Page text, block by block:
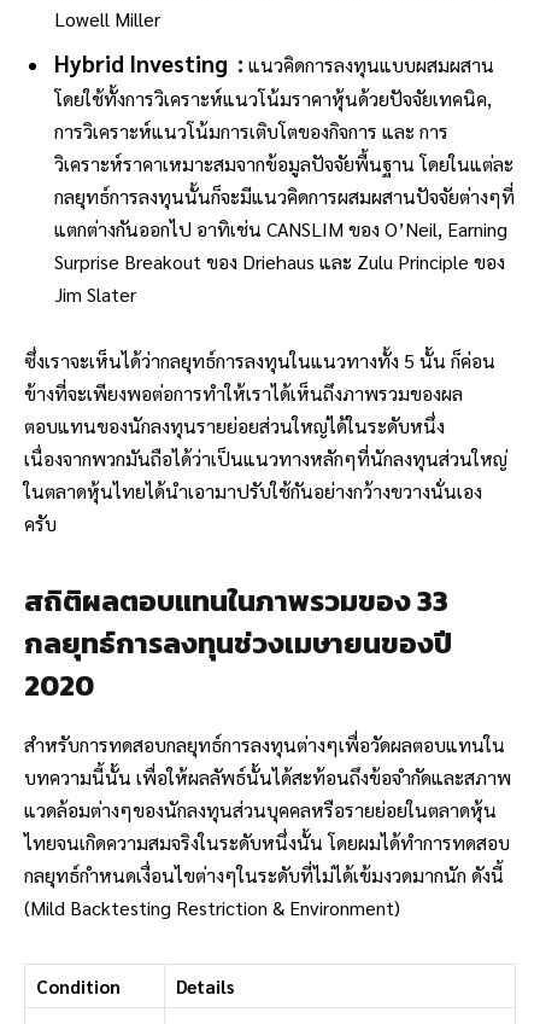
Lowell Miller
Hybrid Investing : แนวคิดการลงทุนแบบผสมผสาน
โดยใช้ทั้งการวิเคราะห์แนวโน้มราคาหุ้นด้วยปัจจัยเทคนิค,
การวิเคราะห์แนวโน้มการเติบโตของกิจการ และ การ
วิเคราะห์ราคาเหมาะสมจากข้อมูลปัจจัยพื้นฐาน โดยในแต่ละ
กลยุทธ์การลงทุนนั้นก็จะมีแนวคิดการผสมผสานปัจจัยต่างๆที่
แตกต่างกันออกไป อาทิเช่น CANSLIM ของ O’Neil, Earning
Surprise Breakout ของ Driehaus และ Zulu Principle ของ
Jim Slater
ซึ่งเราจะเห็นได้ว่ากลยุทธ์การลงทุนในแนวทางทั้ง 5 นั้น ก็ค่อน
ข้างที่จะเพียงพอต่อการทำให้เราได้เห็นถึงภาพรวมของผล
ตอบแทนของนักลงทุนรายย่อยส่วนใหญ่ได้ในระดับหนึ่ง
เนื่องจากพวกมันถือได้ว่าเป็นแนวทางหลักๆที่นักลงทุนส่วนใหญ่
ในตลาดหุ้นไทยได้นำเอามาปรับใช้กันอย่างกว้างขวางนั่นเอง
ครับ
สถิติผลตอบแทนในภาพรวมของ 33
กลยุทธ์การลงทุนช่วงเมษายนของปี
2020
สำหรับการทดสอบกลยุทธ์การลงทุนต่างๆเพื่อวัดผลตอบแทนใน
บทความนี้นั้น เพื่อให้ผลลัพธ์นั้นได้สะท้อนถึงข้อจำกัดและสภาพ
แวดล้อมต่างๆของนักลงทุนส่วนบุคคลหรือรายย่อยในตลาดหุ้น
ไทยจนเกิดความสมจริงในระดับหนึ่งนั้น โดยผมได้ทำการทดสอบ
กลยุทธ์กำหนดเงื่อนไขต่างๆในระดับที่ไม่ได้เข้มงวดมากนัก ดังนี้
(Mild Backtesting Restriction & Environment)
Condition Details